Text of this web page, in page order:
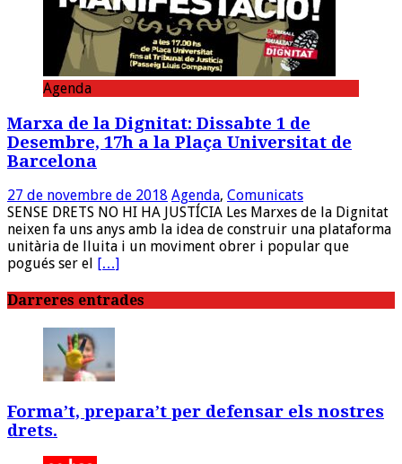
Agenda
Marxa de la Dignitat: Dissabte 1 de
Desembre, 17h a la Plaça Universitat de
Barcelona
27 de novembre de 2018 Agenda, Comunicats
SENSE DRETS NO HI HA JUSTÍCIA Les Marxes de la Dignitat
neixen fa uns anys amb la idea de construir una plataforma
unitària de lluita i un moviment obrer i popular que
pogués ser el
[…]
Darreres entrades
Forma’t, prepara’t per defensar els nostres
drets.